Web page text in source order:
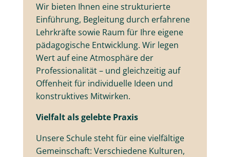
Wir bieten Ihnen eine strukturierte
Einführung, Begleitung durch erfahrene
Lehrkräfte sowie Raum für Ihre eigene
pädagogische Entwicklung. Wir legen
Wert auf eine Atmosphäre der
Professionalität – und gleichzeitig auf
Offenheit für individuelle Ideen und
konstruktives Mitwirken.
Vielfalt als gelebte Praxis
Unsere Schule steht für eine vielfältige
Gemeinschaft: Verschiedene Kulturen,